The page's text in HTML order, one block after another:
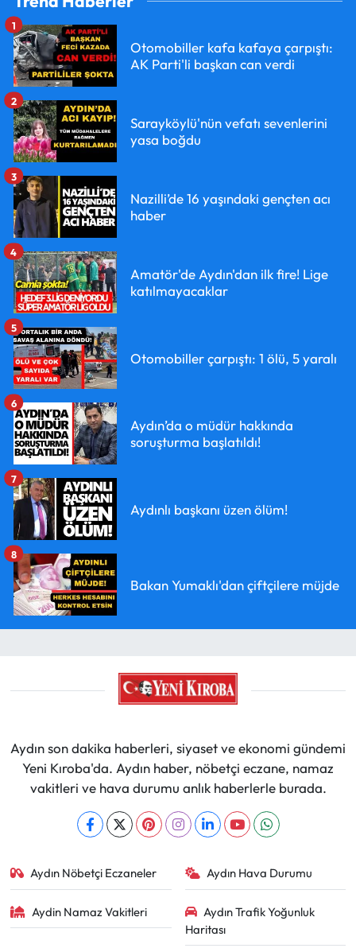
Otomobiller kafa kafaya çarpıştı:
AK Parti'li başkan can verdi
1
Sarayköylü'nün vefatı sevenlerini
yasa boğdu
2
Nazilli’de 16 yaşındaki gençten acı
haber
3
Amatör'de Aydın'dan ilk fire! Lige
katılmayacaklar
4
Otomobiller çarpıştı: 1 ölü, 5 yaralı
5
Aydın’da o müdür hakkında
soruşturma başlatıldı!
6
Aydınlı başkanı üzen ölüm!
7
Bakan Yumaklı'dan çiftçilere müjde
8
Aydın son dakika haberleri, siyaset ve ekonomi gündemi
Yeni Kıroba'da. Aydın haber, nöbetçi eczane, namaz
vakitleri ve hava durumu anlık haberlerle burada.
Aydın Nöbetçi Eczaneler Aydın Hava Durumu
Aydin Namaz Vakitleri
Aydın Trafik Yoğunluk
Haritası